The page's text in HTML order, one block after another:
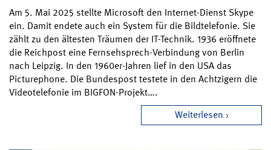
Am 5. Mai 2025 stellte Microsoft den Internet-Dienst Skype
ein. Damit endete auch ein System für die Bildtelefonie. Sie
zählt zu den ältesten Träumen der IT-Technik. 1936 eröffnete
die Reichpost eine Fernsehsprech-Verbindung von Berlin
nach Leipzig. In den 1960er-Jahren lief in den USA das
Picturephone. Die Bundespost testete in den Achtzigern die
Videotelefonie im BIGFON-Projekt….
Weiterlesen